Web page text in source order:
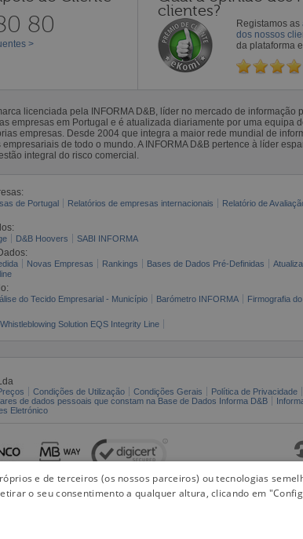
80
>
clientes?
Registamos as
dos nossos
da plataforma
licenciada pela INFORMA D&B, líder no mercado de
empresas em Portugal e é atualizada diariamente por uma equipa
empresas. Desde 2004 que integra a maior rede mundial de
de todo o mundo. A INFORMA D&B pertence à líder
integral do risco comercial.
de Portugal Relatórios de empresas internacionais Relatório de
D&B Hoovers SABI INFORMA
Novas Empresas Rankings Bases de Dados Pré-Definidas
do Tecido Empresarial - Município Barómetro INFORMA Firmografia
Whistleblowing Solution EQS Integrity Line
Condições de Utilização Condições Gerais Política de Privacidade
de dados pessoais que constam na Base de Dados Informa D&B
Eletrónico
e de terceiros (os nossos parceiros) ou tecnologias
o seu consentimento a qualquer altura, clicando em